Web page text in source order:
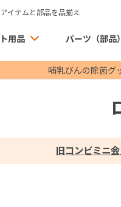
イテムと部品を品揃え
用品 パーツ（部品）
哺乳びんの除菌グ
旧コンビミニ